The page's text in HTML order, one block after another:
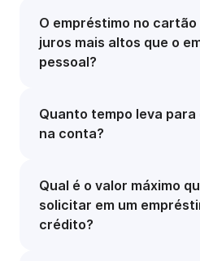
O empréstimo no
juros mais altos que o
pessoal?
Quanto tempo leva
na conta?
Qual é o valor máximo
solicitar em um
crédito?